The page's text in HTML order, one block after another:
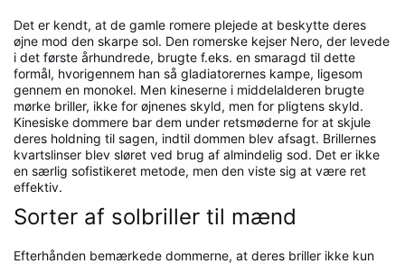
Det er kendt, at de gamle romere plejede at beskytte deres
øjne mod den skarpe sol. Den romerske kejser Nero, der levede
i det første århundrede, brugte f.eks. en smaragd til dette
formål, hvorigennem han så gladiatorernes kampe, ligesom
gennem en monokel. Men kineserne i middelalderen brugte
mørke briller, ikke for øjnenes skyld, men for pligtens skyld.
Kinesiske dommere bar dem under retsmøderne for at skjule
deres holdning til sagen, indtil dommen blev afsagt. Brillernes
kvartslinser blev sløret ved brug af almindelig sod. Det er ikke
en særlig sofistikeret metode, men den viste sig at være ret
effektiv.
Sorter af solbriller til mænd
Efterhånden bemærkede dommerne, at deres briller ikke kun